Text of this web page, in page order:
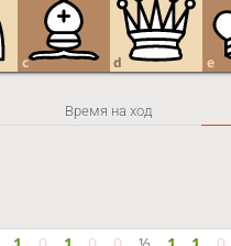
c d e
Время на ход